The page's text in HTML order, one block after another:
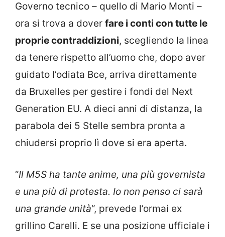
Governo tecnico – quello di Mario Monti –
ora si trova a dover fare i conti con tutte le
proprie contraddizioni, scegliendo la linea
da tenere rispetto all’uomo che, dopo aver
guidato l’odiata Bce, arriva direttamente
da Bruxelles per gestire i fondi del Next
Generation EU. A dieci anni di distanza, la
parabola dei 5 Stelle sembra pronta a
chiudersi proprio lì dove si era aperta.
“Il M5S ha tante anime, una più governista
e una più di protesta. Io non penso ci sarà
una grande unità“, prevede l’ormai ex
grillino Carelli. E se una posizione ufficiale i